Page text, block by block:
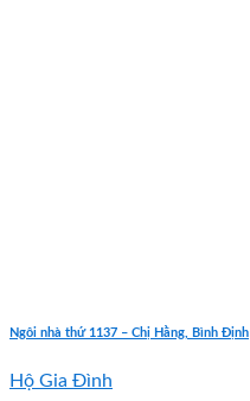
Ngôi nhà thứ 1137 – Chị Hằng, Bình Định
Hộ Gia Đình